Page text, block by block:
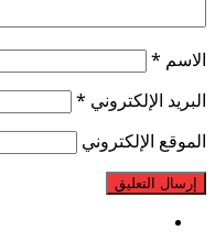
الاسم *
البريد الإلكتروني *
الموقع الإلكتروني